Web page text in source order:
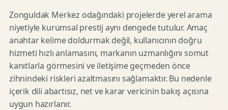
Zonguldak Merkez odağındaki projelerde yerel arama
niyetiyle kurumsal prestij aynı dengede tutulur. Amaç
anahtar kelime doldurmak değil, kullanıcının doğru
hizmeti hızlı anlamasını, markanın uzmanlığını somut
kanıtlarla görmesini ve iletişime geçmeden önce
zihnindeki riskleri azaltmasını sağlamaktır. Bu nedenle
içerik dili abartısız, net ve karar vericinin bakış açısına
uygun hazırlanır.